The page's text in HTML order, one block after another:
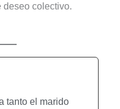
deseo colectivo.
tanto el marido